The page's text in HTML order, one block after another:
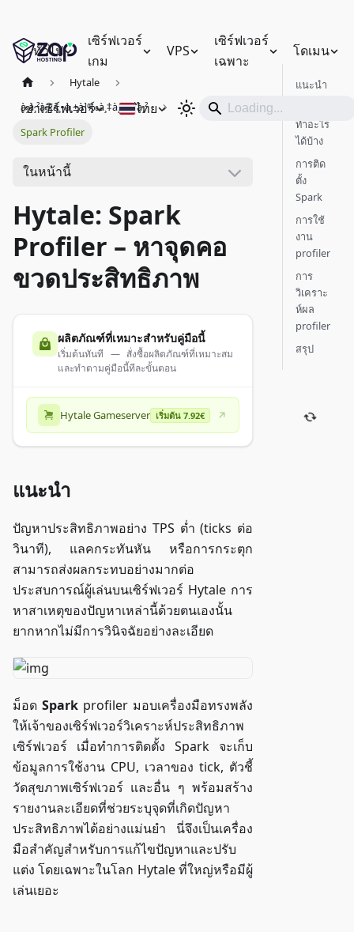
ทั่วไป
เซิร์ฟเวอร์
เกม
VPS
เซิร์ฟเวอร์
เฉพาะ
โดเมน
เช่าเซิร์ฟเวอร์ ไทย
Hytale
à¸à¸²à¸£à¸•à¸±à¹‰à¸‡à¸„à¹ˆà¸²
Spark Profiler
ในหน้านี้
Hytale: Spark
Profiler – หาจุดคอ
ขวดประสิทธิภาพ
ผลิตภัณฑ์ที่เหมาะสำหรับคู่มือนี้
เริ่มต้นทันที — สั่งซื้อผลิตภัณฑ์ที่เหมาะสม
และทำตามคู่มือนี้ทีละขั้นตอน
Hytale Gameserver เริ่มต้น 7.92€
แนะนำ
ปัญหาประสิทธิภาพอย่าง TPS ต่ำ (ticks ต่อ
วินาที), แลคกระทันหัน หรือการกระตุก
สามารถส่งผลกระทบอย่างมากต่อ
ประสบการณ์ผู้เล่นบนเซิร์ฟเวอร์ Hytale การ
หาสาเหตุของปัญหาเหล่านี้ด้วยตนเองนั้น
ยากหากไม่มีการวินิจฉัยอย่างละเอียด
ม็อด Spark profiler มอบเครื่องมือทรงพลัง
ให้เจ้าของเซิร์ฟเวอร์วิเคราะห์ประสิทธิภาพ
เซิร์ฟเวอร์ เมื่อทำการติดตั้ง Spark จะเก็บ
ข้อมูลการใช้งาน CPU, เวลาของ tick, ตัวชี้
วัดสุขภาพเซิร์ฟเวอร์ และอื่น ๆ พร้อมสร้าง
รายงานละเอียดที่ช่วยระบุจุดที่เกิดปัญหา
ประสิทธิภาพได้อย่างแม่นยำ นี่จึงเป็นเครื่อง
มือสำคัญสำหรับการแก้ไขปัญหาและปรับ
แต่ง โดยเฉพาะในโลก Hytale ที่ใหญ่หรือมีผู้
เล่นเยอะ
แนะนำ
ทำอะไร
ได้บ้าง
การติด
ตั้ง
Spark
การใช้
งาน
profiler
การ
วิเคราะ
ห์ผล
profiler
สรุป